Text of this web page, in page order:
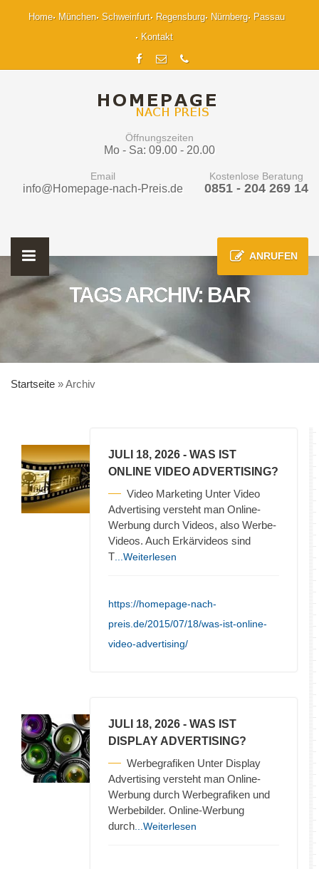
Home München Schweinfurt Regensburg Nürnberg
Passau
Kontakt
Öffnungszeiten
Mo - Sa: 09.00 - 20.00
Email
info@Homepage-nach-Preis.de
Kostenlose Beratung
0851 - 204 269 14
ANRUFEN
TAGS ARCHIV: BAR
Startseite »Archiv
JULI 18, 2026 - WAS IST
ONLINE VIDEO ADVERTISING?
Video Marketing Unter Video
Advertising versteht man Online-
Werbung durch Videos, also Werbe-
Videos. Auch Erkärvideos sind
T ...Weiterlesen
https://homepage-nach-
preis.de/2015/07/18/was-ist-online-
video-advertising/
JULI 18, 2026 - WAS IST
DISPLAY ADVERTISING?
Werbegrafiken Unter Display
Advertising versteht man Online-
Werbung durch Werbegrafiken und
Werbebilder. Online-Werbung
durch ...Weiterlesen